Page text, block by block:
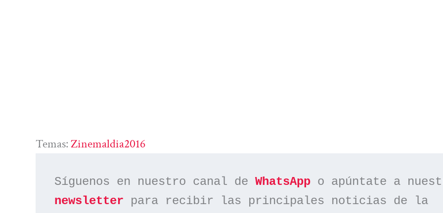
Temas:Zinemaldia2016
Síguenos en nuestro canal de WhatsApp
newsletter para recibir las principales noticias de la